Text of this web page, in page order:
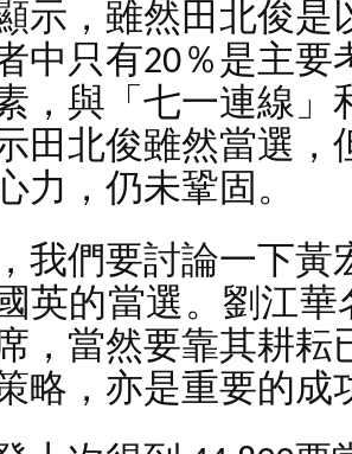
示，雖然田北俊是
中只有20％是主要
，與「七一連線
田北俊雖然當選，
力，仍未鞏固。
我們要討論一下黃
英的當選。劉江華
，當然要靠其耕耘
略，亦是重要的成